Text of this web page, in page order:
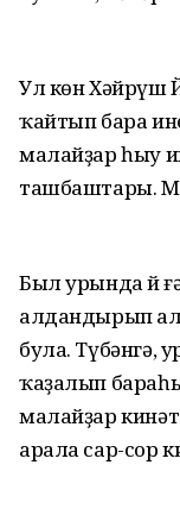
Ул көн Хәйрүш
ҡайтып бара
малайҙар һыу
ташбаштары.
Был урында Әй
алдандырып
була. Түбәнгә,
ҡаҙалып
малайҙар
арала сар-сор